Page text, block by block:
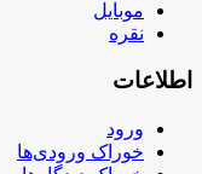
موبایل
نقره
اطلاعات
ورود
خوراک ورودی‌ها